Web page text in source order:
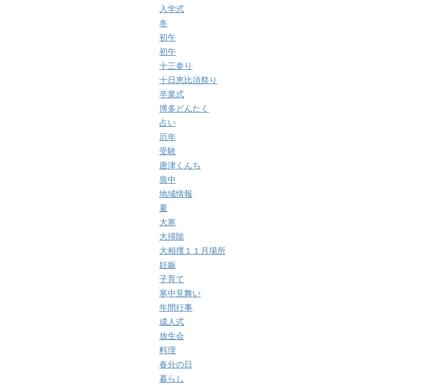
入学式
冬
初午
初午
十三参り
十日恵比須祭り
卒業式
博多どんたく
占い
厄年
受験
唐津くんち
喪中
地域情報
夏
大寒
大掃除
大相撲１１月場所
妊娠
子育て
寒中見舞い
年間行事
成人式
放生会
料理
春分の日
暮らし